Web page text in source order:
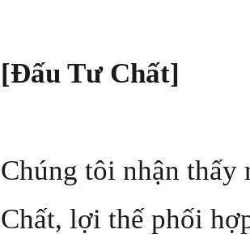
[Đấu Tư Chất]
Chúng tôi nhận
Chất, lợi thế phối